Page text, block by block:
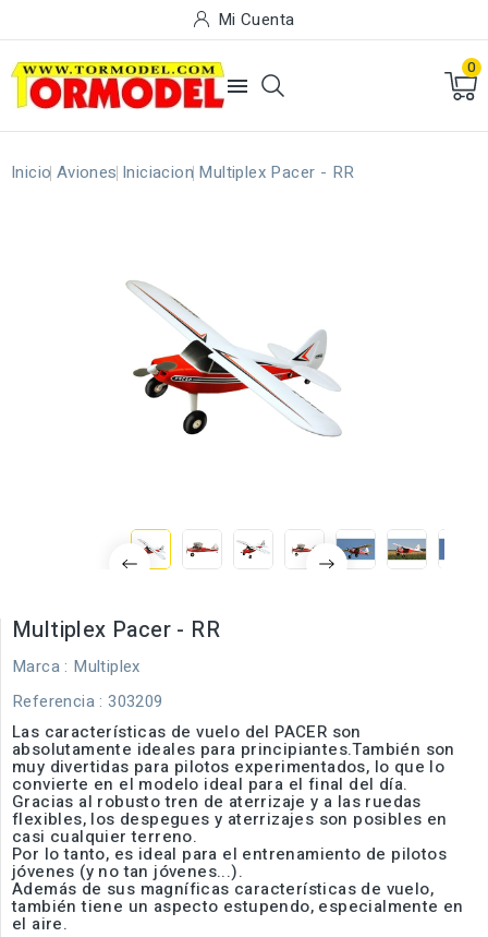
Mi Cuenta

0
Inicio Aviones Iniciacion Multiplex Pacer - RR
Multiplex Pacer - RR
Marca : Multiplex
Referencia : 303209
Las características de vuelo del PACER son
absolutamente ideales para principiantes.También son
muy divertidas para pilotos experimentados, lo que lo
convierte en el modelo ideal para el final del día.
Gracias al robusto tren de aterrizaje y a las ruedas
flexibles, los despegues y aterrizajes son posibles en
casi cualquier terreno.
Por lo tanto, es ideal para el entrenamiento de pilotos
jóvenes (y no tan jóvenes...).
Además de sus magníficas características de vuelo,
también tiene un aspecto estupendo, especialmente en
el aire.